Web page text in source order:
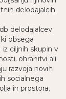
delodajalcih.
delodajalcev
obsega
ciljnih skupin v
ohranitvi ali
razvoja novih
socialnega
in prostora,